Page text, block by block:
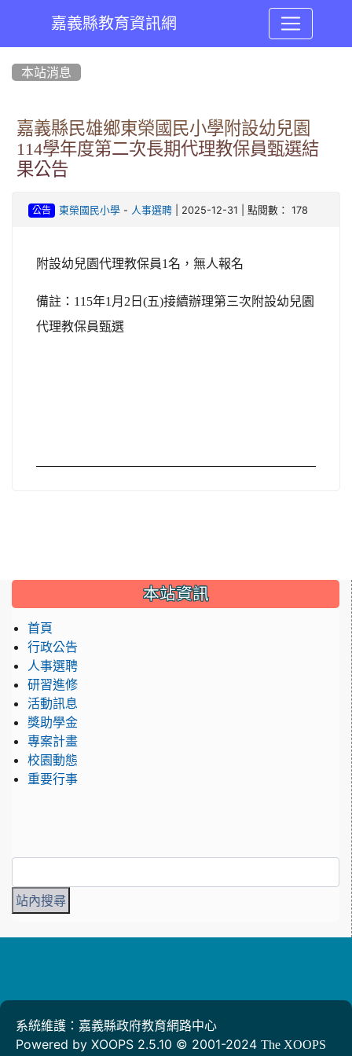
嘉義縣教育資訊網
本站消息
嘉義縣民雄鄉東榮國民小學附設幼兒園
114學年度第二次長期代理教保員甄選結
果公告
公告 東榮國民小學- 人事選聘| 2025-12-31 | 點閱數： 178
附設幼兒園代理教保員1名 ， 無人報名
備註：115年1月2日(五)接續辦理第三次附設幼兒園
代理教保員甄選
::: 本站資訊
首頁
行政公告
人事選聘
研習進修
活動訊息
獎助學金
專案計畫
校園動態
重要行事
系統維護：嘉義縣政府教育網路中心
Powered by XOOPS 2.5.10 © 2001-2024 The XOOPS